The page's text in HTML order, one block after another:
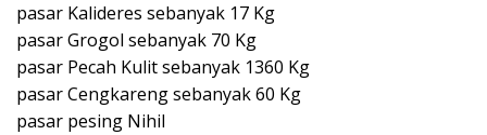
pasar Kalideres sebanyak 17 Kg
pasar Grogol sebanyak 70 Kg
pasar Pecah Kulit sebanyak 1360 Kg
pasar Cengkareng sebanyak 60 Kg
pasar pesing Nihil